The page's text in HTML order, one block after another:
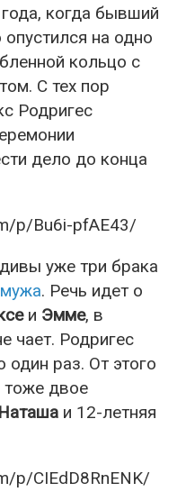
когда бывший
на одно
кольцо с
С тех пор
Родригес
дело до конца
p/Bu6i-pfAE43/
уже три брака
. Речь идет о
и Эмме, в
чает. Родригес
раз. От этого
тоже двое
Наташа и 12-летняя
p/CIEdD8RnENK/